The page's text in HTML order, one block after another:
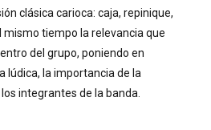
clásica carioca: caja, repinique,
mismo tiempo la relevancia que
del grupo, poniendo en
lúdica, la importancia de la
integrantes de la banda.